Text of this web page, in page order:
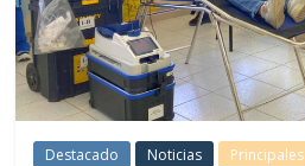
Destacado Noticias Principales